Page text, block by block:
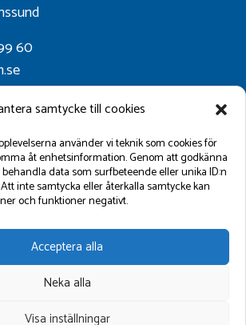
samtycke till cookies
använder vi teknik som cookies för
åt enhetsinformation. Genom att godkänna
data som surfbeteende eller unika ID:n
inte samtycka eller återkalla samtycke kan
och funktioner negativt.
Acceptera alla
Neka alla
Visa inställningar
60
0628
Följ oss på: